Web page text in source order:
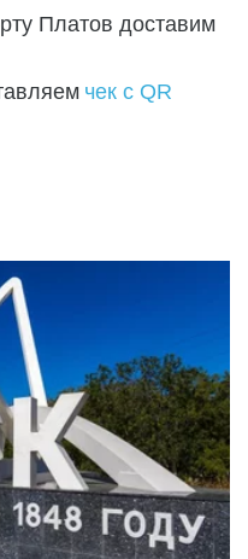
Платов доставим
чек с QR